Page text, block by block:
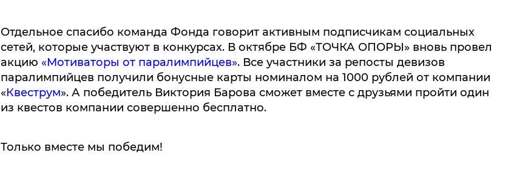
Отдельное спасибо команда Фонда говорит активным подписчикам социальных
сетей, которые участвуют в конкурсах. В октябре БФ «ТОЧКА ОПОРЫ» вновь провел
акцию «Мотиваторы от паралимпийцев». Все участники за репосты девизов
паралимпийцев получили бонусные карты номиналом на 1000 рублей от компании
«Квеструм». А победитель Виктория Барова сможет вместе с друзьями пройти один
из квестов компании совершенно бесплатно.
Только вместе мы победим!